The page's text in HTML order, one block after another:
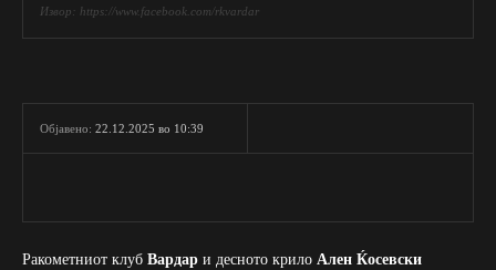
Извор: https://www.facebook.com/rkvardar
Објавено: 22.12.2025 во 10:39
Ракометниот клуб Вардар и десното крило Ален Ќосевски